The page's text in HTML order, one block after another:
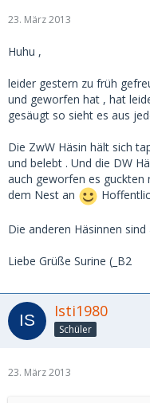
23. März 2013
Huhu ,
leider gestern zu früh
und geworfen hat , hat
gesäugt so sieht es aus
Die ZwW Häsin hält sich
und belebt . Und die DW
auch geworfen es guckten
dem Nest an
Die anderen Häsinnen
Liebe Grüße Surine (_B2
Isti1980
Schüler
23. März 2013